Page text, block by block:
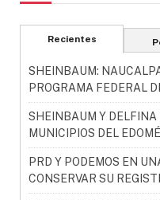
Recientes
SHEINBAUM:
PROGRAMA FEDERAL
SHEINBAUM Y DELFINA
MUNICIPIOS DEL
PRD Y PODEMOS EN
CONSERVAR SU